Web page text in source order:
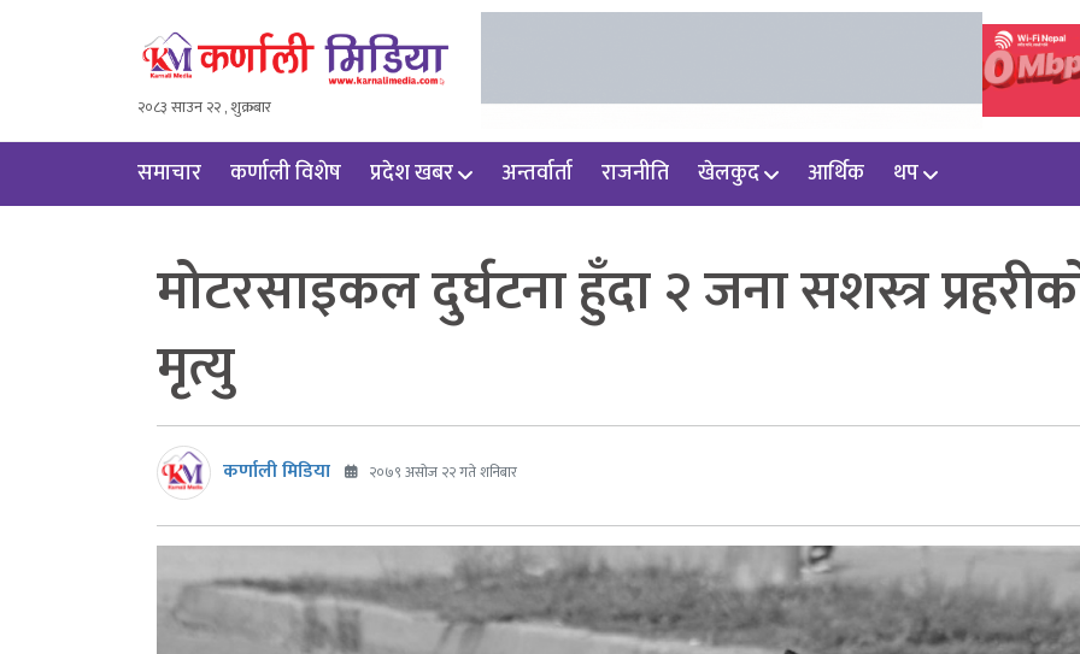
२०८३ साउन २२ , शुक्रबार
समाचार कर्णाली विशेष प्रदेश खबर अन्तर्वार्ता राजनीति खेलकुद आर्थिक थप
मोटरसाइकल दुर्घटना हुँदा २ जना सशस्त्र
मृत्यु
कर्णाली मिडिया २०७९ असोज २२ गते शनिबार